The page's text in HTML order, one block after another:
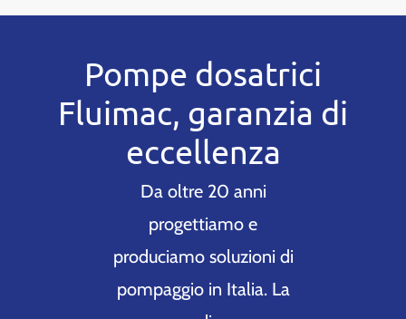
Pompe dosatrici
Fluimac, garanzia di
eccellenza
Da oltre 20 anni
progettiamo e
produciamo soluzioni di
pompaggio in Italia. La